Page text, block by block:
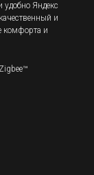
удобно Яндекс
и
комфорта и